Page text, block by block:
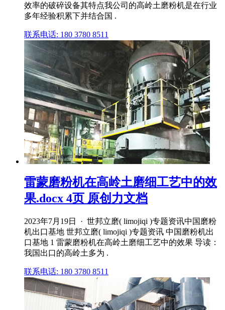
效率的破碎设备其特点我公司的高岭土磨粉机是在行业
多年经验积累下并结合国 .
联系电话: 180 3780 8511
雷蒙磨粉机在高岭土磨细工艺中的效
果.docx 4页 原创力文档
2023年7月19日 · 世邦立磨( limojiqi )专题资讯中国磨粉
机出口基地 世邦立磨( limojiqi )专题资讯 中国磨粉机出
口基地 1 雷蒙磨粉机在高岭土磨细工艺中的效果 导读：
我国出口的高岭土多为 .
联系电话: 180 3780 8511